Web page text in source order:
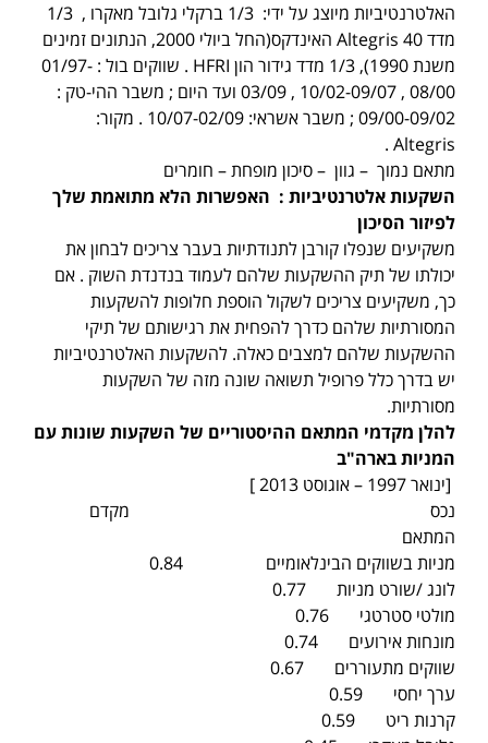
מדד Altegris 40 האינדקס(החל ביולי 2000, הנתונים זמינים
משנת 1990), 1/3 מדד גידור הון HFRI . שווקים בול : 01/97-
08/00 , 10/02-09/07 , 03/09 ועד היום ; משבר ההי-טק :
09/00-09/02 ; משבר אשראי: 10/07-02/09 . מקור:
Altegris .
מתאם נמוך – גוון – סיכון מופחת – חומרים
השקעות אלטרנטיביות : האפשרות הלא מתואמת שלך
לפיזור הסיכון
משקיעים שנפלו קורבן לתנודתיות בעבר צריכים לבחון את
יכולתו של תיק ההשקעות שלהם לעמוד בנדנדת השוק . אם
כך, משקיעים צריכים לשקול הוספת חלופות להשקעות
המסורתיות שלהם כדרך להפחית את רגישותם של תיקי
ההשקעות שלהם למצבים כאלה. להשקעות האלטרנטיביות
יש בדרך כלל פרופיל תשואה שונה מזה של השקעות
מסורתיות.
להלן מקדמי המתאם ההיסטוריים של השקעות שונות עם
המניות בארה"ב
[ינואר 1997 – אוגוסט 2013 ]
נכס מקדם
המתאם
מניות בשווקים הבינלאומיים 0.84
לונג /שורט מניות 0.77
מולטי סטרטגי 0.76
מונחות אירועים 0.74
שווקים מתעוררים 0.67
ערך יחסי 0.59
קרנות ריט 0.59